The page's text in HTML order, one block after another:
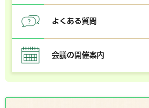
よくある質問
会議の開催案内